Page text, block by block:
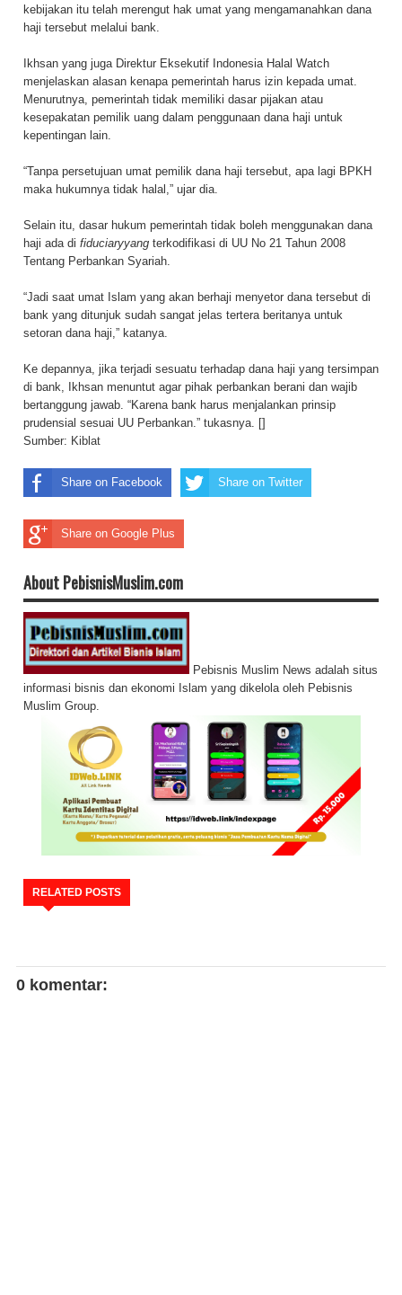
kebijakan itu telah merengut hak umat yang mengamanahkan dana
haji tersebut melalui bank.
Ikhsan yang juga Direktur Eksekutif Indonesia Halal Watch
menjelaskan alasan kenapa pemerintah harus izin kepada umat.
Menurutnya, pemerintah tidak memiliki dasar pijakan atau
kesepakatan pemilik uang dalam penggunaan dana haji untuk
kepentingan lain.
“Tanpa persetujuan umat pemilik dana haji tersebut, apa lagi BPKH
maka hukumnya tidak halal,” ujar dia.
Selain itu, dasar hukum pemerintah tidak boleh menggunakan dana
haji ada di fiduciaryyang terkodifikasi di UU No 21 Tahun 2008
Tentang Perbankan Syariah.
“Jadi saat umat Islam yang akan berhaji menyetor dana tersebut di
bank yang ditunjuk sudah sangat jelas tertera beritanya untuk
setoran dana haji,” katanya.
Ke depannya, jika terjadi sesuatu terhadap dana haji yang tersimpan
di bank, Ikhsan menuntut agar pihak perbankan berani dan wajib
bertanggung jawab. “Karena bank harus menjalankan prinsip
prudensial sesuai UU Perbankan.” tukasnya. []
Sumber: Kiblat
Share on Facebook Share on Twitter
Share on Google Plus
About PebisnisMuslim.com
Pebisnis Muslim News adalah situs
informasi bisnis dan ekonomi Islam yang dikelola oleh Pebisnis
Muslim Group.
RELATED POSTS
0 komentar: